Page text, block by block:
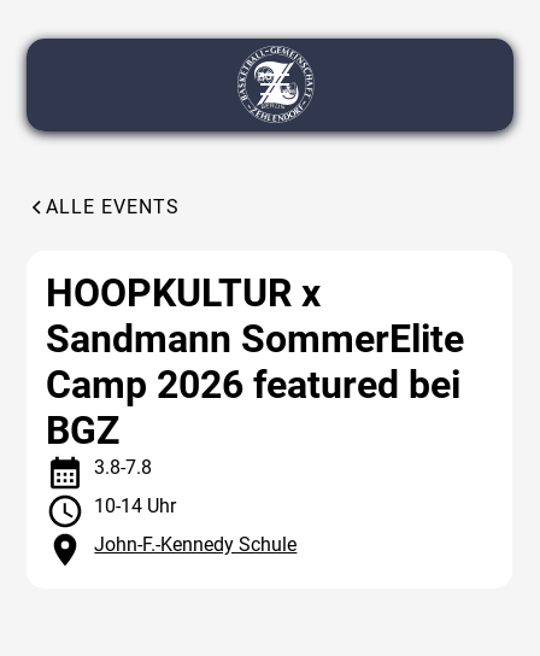
ALLE EVENTS
HOOPKULTUR x
Sandmann SommerElite
Camp 2026 featured bei
BGZ
3.8-7.8
10-14 Uhr
John-F.-Kennedy Schule